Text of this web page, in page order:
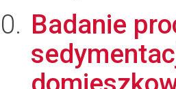
Badanie